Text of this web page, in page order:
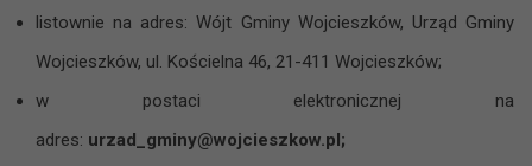
listownie na adres: Wójt Gminy Wojcieszków, Urząd Gminy
Wojcieszków, ul. Kościelna 46, 21-411 Wojcieszków;
w postaci elektronicznej na
adres: urzad_gminy@wojcieszkow.pl;